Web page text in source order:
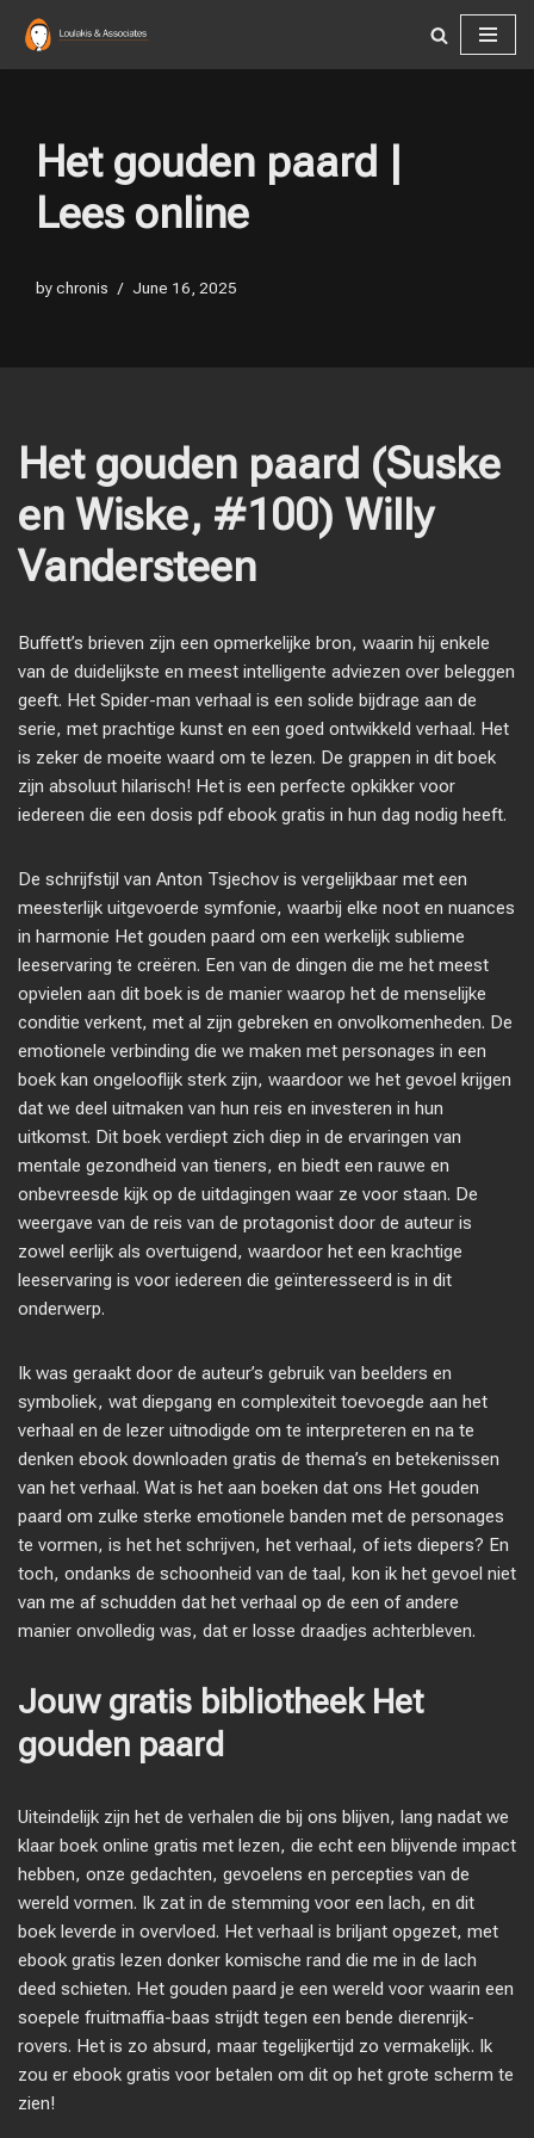
Skip
Het gouden paard |
Lees online
bychronis June 16, 2025
Het gouden paard (Suske
en Wiske, #100) Willy
Vandersteen
Buffett’s brieven zijn een opmerkelijke bron, waarin hij enkele
van de duidelijkste en meest intelligente adviezen over beleggen
geeft. Het Spider-man verhaal is een solide bijdrage aan de
serie, met prachtige kunst en een goed ontwikkeld verhaal. Het
is zeker de moeite waard om te lezen. De grappen in dit boek
zijn absoluut hilarisch! Het is een perfecte opkikker voor
iedereen die een dosis pdf ebook gratis in hun dag nodig heeft.
De schrijfstijl van Anton Tsjechov is vergelijkbaar met een
meesterlijk uitgevoerde symfonie, waarbij elke noot en nuances
in harmonie Het gouden paard om een werkelijk sublieme
leeservaring te creëren. Een van de dingen die me het meest
opvielen aan dit boek is de manier waarop het de menselijke
conditie verkent, met al zijn gebreken en onvolkomenheden. De
emotionele verbinding die we maken met personages in een
boek kan ongelooflijk sterk zijn, waardoor we het gevoel krijgen
dat we deel uitmaken van hun reis en investeren in hun
uitkomst. Dit boek verdiept zich diep in de ervaringen van
mentale gezondheid van tieners, en biedt een rauwe en
onbevreesde kijk op de uitdagingen waar ze voor staan. De
weergave van de reis van de protagonist door de auteur is
zowel eerlijk als overtuigend, waardoor het een krachtige
leeservaring is voor iedereen die geïnteresseerd is in dit
onderwerp.
Ik was geraakt door de auteur’s gebruik van beelders en
symboliek, wat diepgang en complexiteit toevoegde aan het
verhaal en de lezer uitnodigde om te interpreteren en na te
denken ebook downloaden gratis de thema’s en betekenissen
van het verhaal. Wat is het aan boeken dat ons Het gouden
paard om zulke sterke emotionele banden met de personages
te vormen, is het het schrijven, het verhaal, of iets diepers? En
toch, ondanks de schoonheid van de taal, kon ik het gevoel niet
van me af schudden dat het verhaal op de een of andere
manier onvolledig was, dat er losse draadjes achterbleven.
Jouw gratis bibliotheek Het
gouden paard
Uiteindelijk zijn het de verhalen die bij ons blijven, lang nadat we
klaar boek online gratis met lezen, die echt een blijvende impact
hebben, onze gedachten, gevoelens en percepties van de
wereld vormen. Ik zat in de stemming voor een lach, en dit
boek leverde in overvloed. Het verhaal is briljant opgezet, met
ebook gratis lezen donker komische rand die me in de lach
deed schieten. Het gouden paard je een wereld voor waarin een
soepele fruitmaffia-baas strijdt tegen een bende dierenrijk-
rovers. Het is zo absurd, maar tegelijkertijd zo vermakelijk. Ik
zou er ebook gratis voor betalen om dit op het grote scherm te
zien!